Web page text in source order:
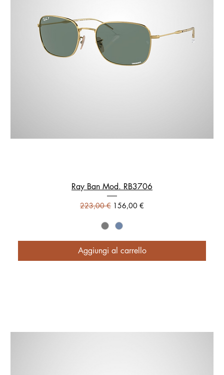
Ray Ban Mod. RB3706
Prezzo regolare
223,00 € Prezzo scontato
156,00 €
Aggiungi al carrello